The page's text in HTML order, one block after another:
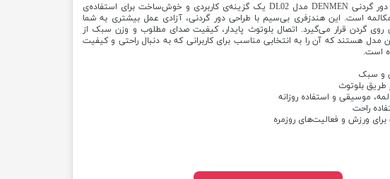
هندزفری بلوتوثی دور گردنی DENMEN مدل DL02 یک گزینه‌ی کاربردی و خوش‌ساخت برای استفاده‌ی
است. این هندزفری بی‌سیم با طراحی دور گردنی، آزادی عمل بیشتری به شما
گردن قرار می‌گیرد. اتصال بلوتوث پایدار، کیفیت صدای مطلوب و وزن سبک از
مدل هستند که آن را به انتخابی مناسب برای کاربرانی که به دنبال راحتی و کیفیت
است.
و سبک
طریق بلوتوث
موسیقی و استفاده روزانه
راحت
ورزش و فعالیت‌های روزمره